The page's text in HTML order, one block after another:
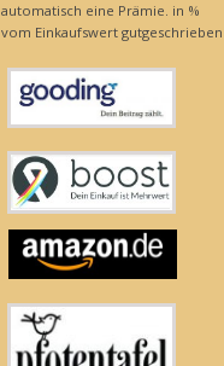
automatisch eine Prämie. in %
vom Einkaufswert gutgeschrieben